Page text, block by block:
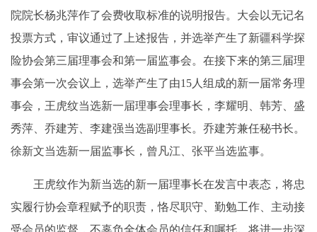
院院长杨兆萍作了会费收取标准的说明报告。大会以无记名
投票方式，审议通过了上述报告，并选举产生了新疆科学探
险协会第三届理事会和第一届监事会。在接下来的第三届理
事会第一次会议上，选举产生了由15人组成的新一届常务理
事会，王虎纹当选新一届理事会理事长，李耀明、韩芳、盛
秀萍、乔建芳、李建强当选副理事长。乔建芳兼任秘书长。
徐新文当选新一届监事长，曾凡江、张平当选监事。
王虎纹作为新当选的新一届理事长在发言中表态，将忠
实履行协会章程赋予的职责，恪尽职守、勤勉工作、主动接